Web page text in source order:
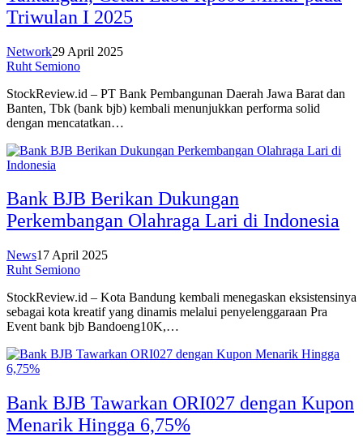
Triwulan I 2025
Network29 April 2025
Ruht Semiono
StockReview.id – PT Bank Pembangunan Daerah Jawa Barat dan
Banten, Tbk (bank bjb) kembali menunjukkan performa solid
dengan mencatatkan…
Bank BJB Berikan Dukungan
Perkembangan Olahraga Lari di Indonesia
News17 April 2025
Ruht Semiono
StockReview.id – Kota Bandung kembali menegaskan eksistensinya
sebagai kota kreatif yang dinamis melalui penyelenggaraan Pra
Event bank bjb Bandoeng10K,…
Bank BJB Tawarkan ORI027 dengan Kupon
Menarik Hingga 6,75%